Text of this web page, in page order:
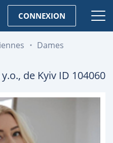
CONNEXION
Dames
y.o., de Kyiv ID 104060